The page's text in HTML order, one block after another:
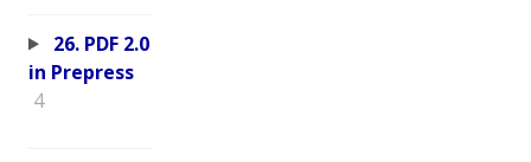
26. PDF 2.0
in Prepress
4